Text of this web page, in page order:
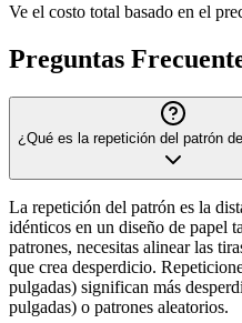
Ve el costo total basado en el
Preguntas
¿Qué es la repetición del patrón
La repetición del patrón es la
idénticos en un diseño de papel
patrones, necesitas alinear las
que crea desperdicio.
pulgadas) significan más
pulgadas) o patrones aleatorios.